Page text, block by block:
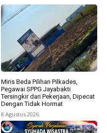
Miris Beda Pilihan Pilkades,
Pegawai SPPG Jayabakti
Tersingkir dari Pekerjaan, Dipecat
Dengan Tidak Hormat
8 Agustus 2026